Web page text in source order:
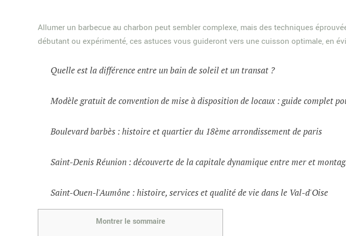
Allumer un barbecue au charbon peut sembler complexe, mais des techniques
débutant ou expérimenté, ces astuces vous guideront vers une cuisson optimale, en
Quelle est la différence entre un bain de soleil et un transat ?
Modèle gratuit de convention de mise à disposition de locaux : guide complet
Boulevard barbès : histoire et quartier du 18ème arrondissement de paris
Saint-Denis Réunion : découverte de la capitale dynamique entre mer et
Saint-Ouen-l'Aumône : histoire, services et qualité de vie dans le Val-d'Oise
Montrer le sommaire